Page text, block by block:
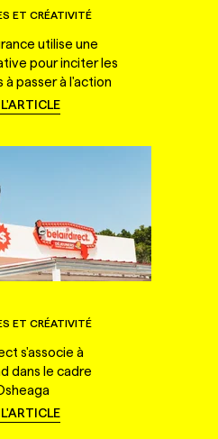
ET CRÉATIVITÉ
utilise une
pour inciter les
à passer à l'action
ET CRÉATIVITÉ
s'associe à
dans le cadre